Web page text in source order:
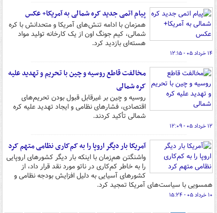
پیام اتمی جدید کره شمالی به آمریکا+ عکس
همزمان با ادامه تنش‌های آمریکا و متحدانش با کره
شمالی، کیم جونگ اون از یک کارخانه تولید مواد
هسته‌ای بازدید کرد.
۱۴ خرداد ۰۵ - ۱۲:۱۵
مخالفت قاطع روسیه و چین با تحریم و تهدید علیه
کره شمالی
روسیه و چین بر غیرقابل قبول بودن تحریم‌های
اقتصادی، فشارهای نظامی و ایجاد تهدید علیه کره
شمالی تأکید کردند.
۱۲ خرداد ۰۵ - ۱۲:۰۹
آمریکا بار دیگر اروپا را به کم‌کاری نظامی متهم کرد
واشنگتن هم‌زمان با اینکه بار دیگر کشورهای اروپایی
را به خاطر کم‌کاری در ناتو مورد نقد قرار داد، از
کشورهای آسیایی به دلیل افزایش بودجه نظامی و
همسویی با سیاست‌های آمریکا تمجید کرد.
۱۰ خرداد ۰۵ - ۱۵:۲۴